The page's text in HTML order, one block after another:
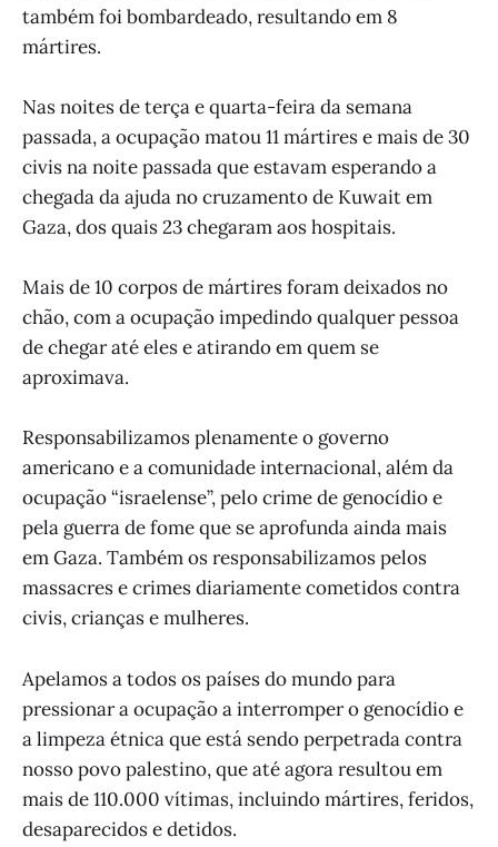
também foi bombardeado, resultando em 8
mártires.
Nas noites de terça e quarta-feira da semana
passada, a ocupação matou 11 mártires e mais de 30
civis na noite passada que estavam esperando a
chegada da ajuda no cruzamento de Kuwait em
Gaza, dos quais 23 chegaram aos hospitais.
Mais de 10 corpos de mártires foram deixados no
chão, com a ocupação impedindo qualquer pessoa
de chegar até eles e atirando em quem se
aproximava.
Responsabilizamos plenamente o governo
americano e a comunidade internacional, além da
ocupação “israelense”, pelo crime de genocídio e
pela guerra de fome que se aprofunda ainda mais
em Gaza. Também os responsabilizamos pelos
massacres e crimes diariamente cometidos contra
civis, crianças e mulheres.
Apelamos a todos os países do mundo para
pressionar a ocupação a interromper o genocídio e
a limpeza étnica que está sendo perpetrada contra
nosso povo palestino, que até agora resultou em
mais de 110.000 vítimas, incluindo mártires, feridos,
desaparecidos e detidos.